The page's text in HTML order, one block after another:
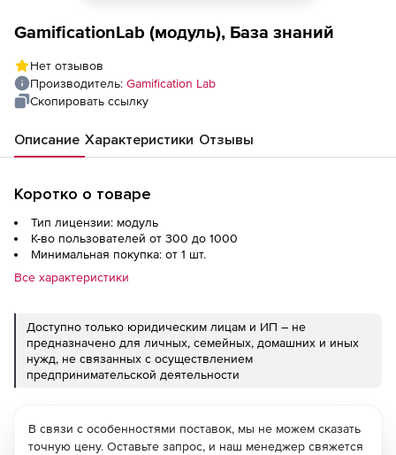
GamificationLab (модуль), База знаний
Нет отзывов
Производитель: Gamification Lab
Скопировать ссылку
Описание Характеристики Отзывы
Коротко о товаре
Тип лицензии: модуль
К-во пользователей от 300 до 1000
Минимальная покупка: от 1 шт.
Все характеристики
Доступно только юридическим лицам и ИП – не
предназначено для личных, семейных, домашних и иных
нужд, не связанных с осуществлением
предпринимательской деятельности
В связи с особенностями поставок, мы не можем сказать
точную цену. Оставьте запрос, и наш менеджер свяжется